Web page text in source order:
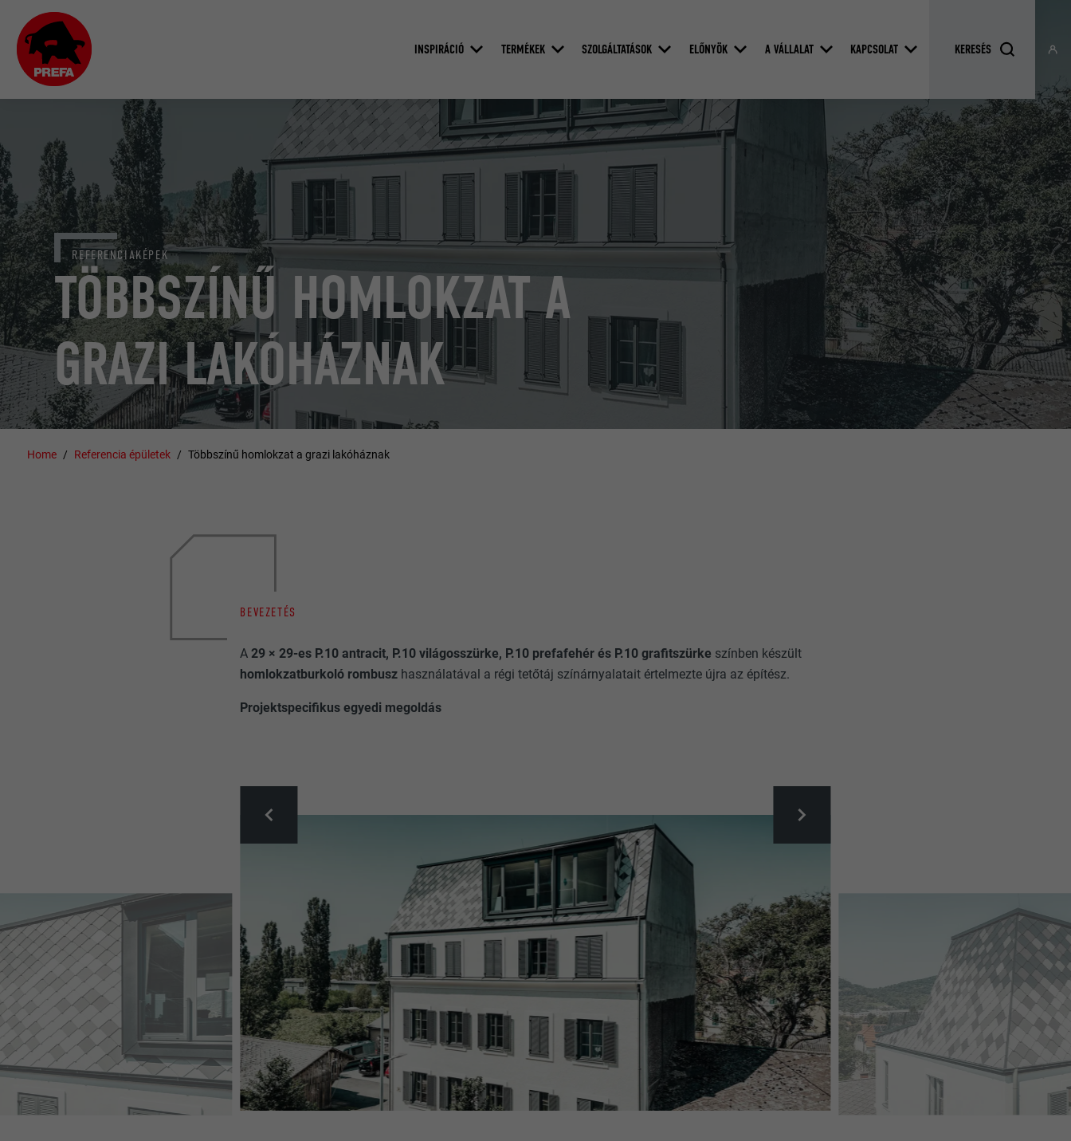
INSPIRÁCIÓ TERMÉKEK SZOLGÁLTATÁSOK ELŐNYÖK A VÁLLALAT KAPCSOLAT
TÖBBSZÍNŰ HOMLOKZAT A
GRAZI LAKÓHÁZNAK
REFERENCIAKÉPEK
Home Referencia épületek Többszínű homlokzat a grazi lakóháznak
BEVEZETÉS
A29 × 29-es P.10 antracit, P.10 világosszürke, P.10 prefafehér és P.10 grafitszürke színben készült
homlokzatburkoló rombusz használatával a régi tetőtáj színárnyalatait értelmezte újra az építész.
Projektspecifikus egyedi megoldás